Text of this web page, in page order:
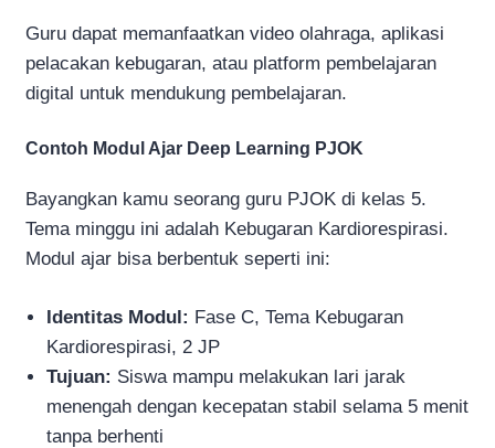
Guru dapat memanfaatkan video olahraga, aplikasi
pelacakan kebugaran, atau platform pembelajaran
digital untuk mendukung pembelajaran.
Contoh Modul Ajar Deep Learning PJOK
Bayangkan kamu seorang guru PJOK di kelas 5.
Tema minggu ini adalah Kebugaran Kardiorespirasi.
Modul ajar bisa berbentuk seperti ini:
Identitas Modul: Fase C, Tema Kebugaran
Kardiorespirasi, 2 JP
Tujuan: Siswa mampu melakukan lari jarak
menengah dengan kecepatan stabil selama 5 menit
tanpa berhenti